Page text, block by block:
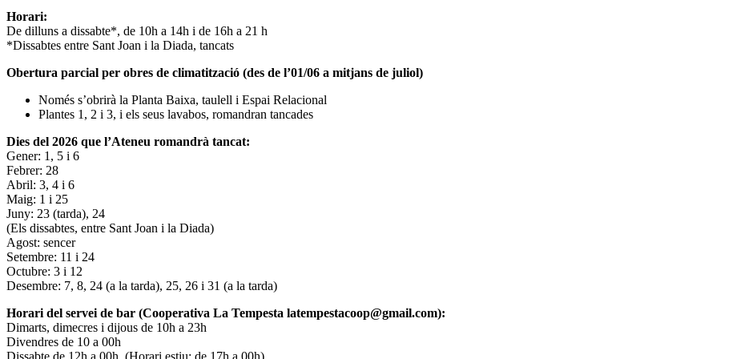
Horari:
De dilluns a dissabte*, de 10h a 14h i de 16h a 21 h
*Dissabtes entre Sant Joan i la Diada, tancats
Obertura parcial per obres de climatització (des de l’01/06 a mitjans de juliol)
Només s’obrirà la Planta Baixa, taulell i Espai Relacional
Plantes 1, 2 i 3, i els seus lavabos, romandran tancades
Dies del 2026 que l’Ateneu romandrà tancat:
Gener: 1, 5 i 6
Febrer: 28
Abril: 3, 4 i 6
Maig: 1 i 25
Juny: 23 (tarda), 24
(Els dissabtes, entre Sant Joan i la Diada)
Agost: sencer
Setembre: 11 i 24
Octubre: 3 i 12
Desembre: 7, 8, 24 (a la tarda), 25, 26 i 31 (a la tarda)
Horari del servei de bar (Cooperativa La Tempesta latempestacoop@gmail.com):
Dimarts, dimecres i dijous de 10h a 23h
Divendres de 10 a 00h
Dissabte de 12h a 00h. (Horari estiu: de 17h a 00h)